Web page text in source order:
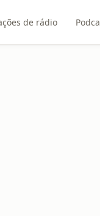
de rádio